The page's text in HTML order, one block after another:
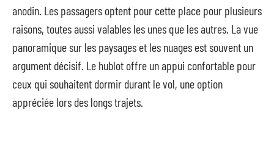
anodin. Les passagers optent pour cette place pour plusieurs
raisons, toutes aussi valables les unes que les autres. La vue
panoramique sur les paysages et les nuages est souvent un
argument décisif. Le hublot offre un appui confortable pour
ceux qui souhaitent dormir durant le vol, une option
appréciée lors des longs trajets.